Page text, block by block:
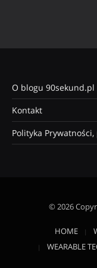
O blogu 90sekund.pl
Kontakt
Polityka
© 2026
HOME
WEARABLE